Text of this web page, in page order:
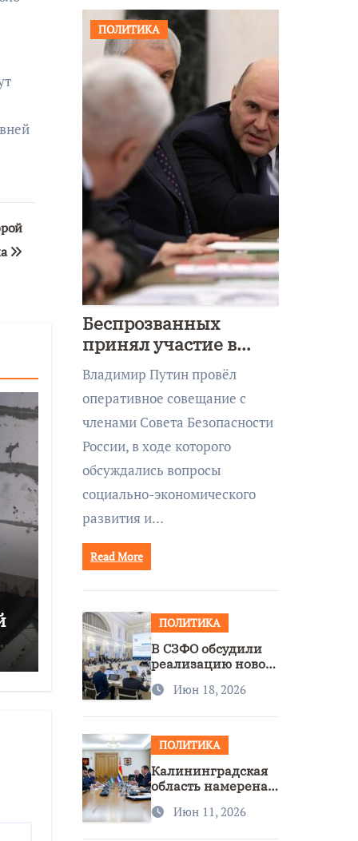
ПОЛИТИКА
Беспрозванных
принял участие в
совещании Совбеза
под руководством
Путина
Владимир Путин провёл
оперативное совещание с
членами Совета Безопасности
России, в ходе которого
обсуждались вопросы
социально-экономического
развития и…
Read More
ПОЛИТИКА
В СЗФО обсудили
реализацию новой
нацполитики
Июн 18, 2026
ПОЛИТИКА
Калининградская
область намерена
сотрудничество с
Июн 11, 2026